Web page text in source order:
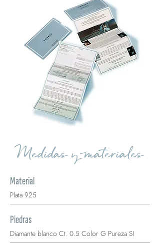
Medidas y materiales
Material
Plata 925
Piedras
Diamante blanco Ct. 0.5 Color G Pureza SI